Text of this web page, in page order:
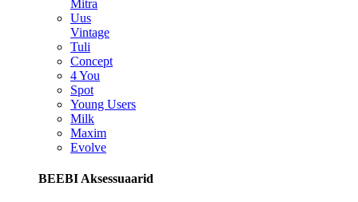
Mitra
Uus
Vintage
Tuli
Concept
4 You
Spot
Young Users
Milk
Maxim
Evolve
BEEBI Aksessuaarid